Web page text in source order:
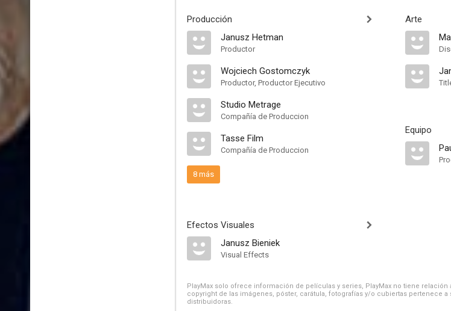
Producción
Janusz Hetman
Productor
Wojciech Gostomczyk
Productor, Productor Ejecutivo
Studio Metrage
Compañía de Produccion
Tasse Film
Compañía de Produccion
8 más
Efectos Visuales
Janusz Bieniek
Visual Effects
Arte
Equipo
PlayMax solo ofrece información de películas y series, PlayMax no tiene
copyright de las imágenes, póster, carátula, fotografías y/o cubiertas pertenece
distribuidoras.